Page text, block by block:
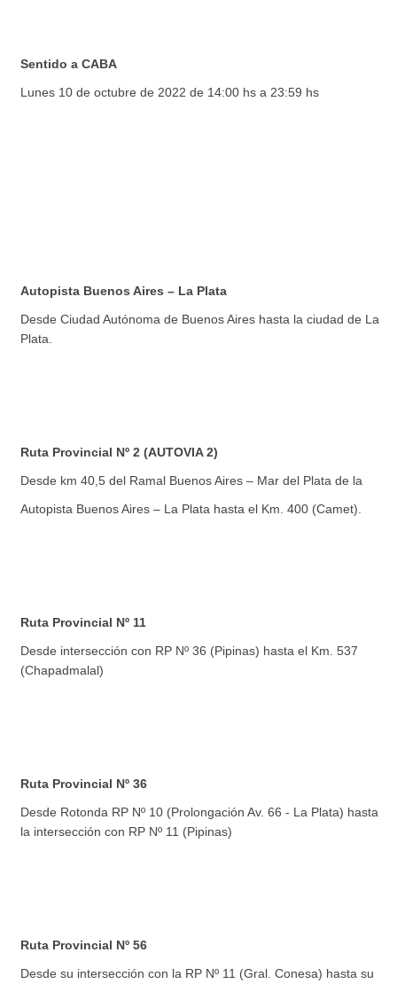
Sentido a CABA
Lunes 10 de octubre de 2022 de 14:00 hs a 23:59 hs
Autopista Buenos Aires – La Plata
Desde Ciudad Autónoma de Buenos Aires hasta la ciudad de La
Plata.
Ruta Provincial Nº 2 (AUTOVIA 2)
Desde km 40,5 del Ramal Buenos Aires – Mar del Plata de la
Autopista Buenos Aires – La Plata hasta el Km. 400 (Camet).
Ruta Provincial Nº 11
Desde intersección con RP Nº 36 (Pipinas) hasta el Km. 537
(Chapadmalal)
Ruta Provincial Nº 36
Desde Rotonda RP Nº 10 (Prolongación Av. 66 - La Plata) hasta
la intersección con RP Nº 11 (Pipinas)
Ruta Provincial Nº 56
Desde su intersección con la RP Nº 11 (Gral. Conesa) hasta su